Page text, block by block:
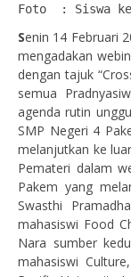
Foto  : Siswa
Senin 14 Februari
mengadakan
dengan tajuk
semua
agenda rutin
SMP Negeri 4
melanjutkan ke
Pemateri dalam
Pakem yang
Swasthi
mahasiswi Food
Nara sumber
mahasiswi